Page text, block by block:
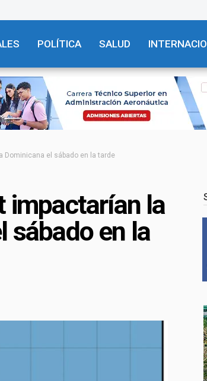
POLÍTICA SALUD
Dominicana el sábado en la tarde
impactarían la
sábado en la